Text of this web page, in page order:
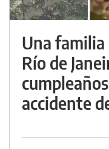
Una
Río de
accidente